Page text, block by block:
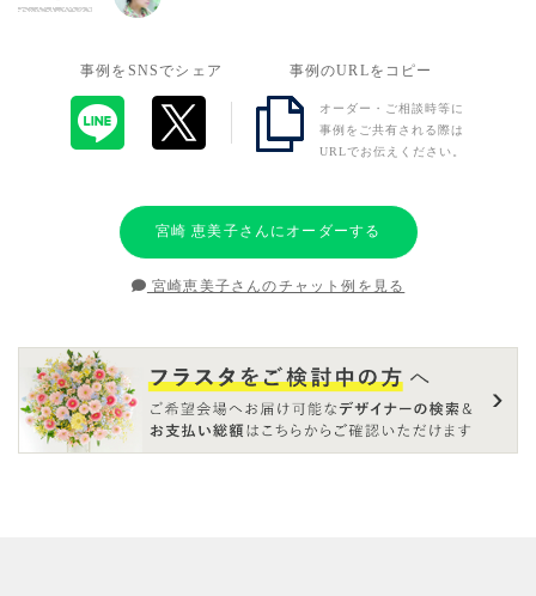
事例をSNSでシェア 事例のURLをコピー
オーダー・ご相談時等に
事例をご共有される際は
URLでお伝えください。
宮崎 恵美子さんにオーダーする
宮崎恵美子さんのチャット例を見る